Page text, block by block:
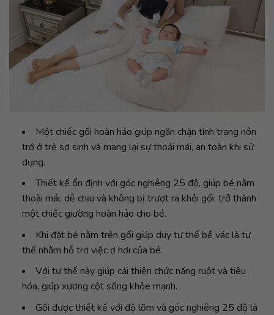
Một chiếc gối hoàn hảo giúp ngăn chặn tình trạng nôn
trớ ở trẻ sơ sinh và mang lại sự thoải mái, an toàn khi sử
dụng.
Thiết kế ổn định với góc nghiêng 25 độ, giúp bé nằm
thoài mái, dễ chịu và không bị trượt ra khỏi gối, trở thành
một chiếc giường hoàn hảo cho bé.
Khi đặt bé nằm trên gối giúp duy tư thế bế vác là tư
thế nhằm hỗ trợ việc ợ hơi của bé.
Với tư thế này giúp cải thiện chức năng ruột và tiêu
hóa, giúp xương cột sống khỏe mạnh.
Gối được thiết kế với độ lõm và góc nghiêng 25 độ là